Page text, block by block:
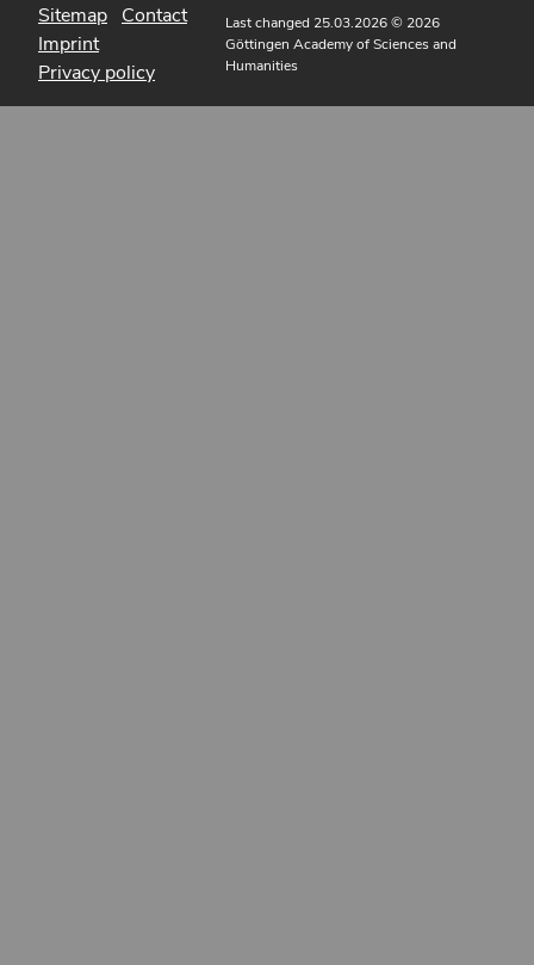
Sitemap Contact
Imprint
Privacy policy
Last changed 25.03.2026© 2026
Göttingen Academy of Sciences and
Humanities